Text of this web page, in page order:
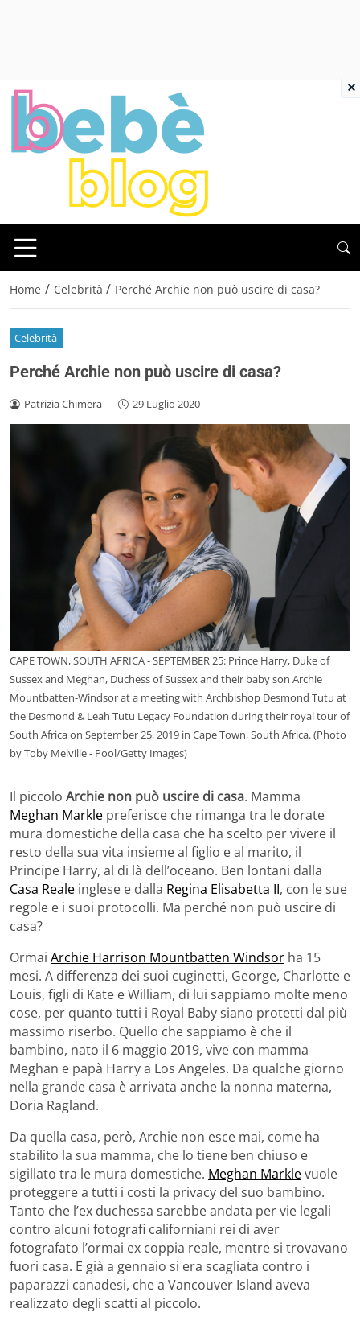
Home / Celebrità / Perché Archie non può uscire di casa?
Celebrità
Perché Archie non può uscire di casa?
Patrizia Chimera - 29 Luglio 2020
CAPE TOWN, SOUTH AFRICA - SEPTEMBER 25: Prince Harry, Duke of
Sussex and Meghan, Duchess of Sussex and their baby son Archie
Mountbatten-Windsor at a meeting with Archbishop Desmond Tutu at
the Desmond & Leah Tutu Legacy Foundation during their royal tour of
South Africa on September 25, 2019 in Cape Town, South Africa. (Photo
by Toby Melville - Pool/Getty Images)
Il piccolo Archie non può uscire di casa. Mamma
Meghan Markle preferisce che rimanga tra le dorate
mura domestiche della casa che ha scelto per vivere il
resto della sua vita insieme al figlio e al marito, il
Principe Harry, al di là dell’oceano. Ben lontani dalla
Casa Reale inglese e dalla Regina Elisabetta II, con le sue
regole e i suoi protocolli. Ma perché non può uscire di
casa?
Ormai Archie Harrison Mountbatten Windsor ha 15
mesi. A differenza dei suoi cuginetti, George, Charlotte e
Louis, figli di Kate e William, di lui sappiamo molte meno
cose, per quanto tutti i Royal Baby siano protetti dal più
massimo riserbo. Quello che sappiamo è che il
bambino, nato il 6 maggio 2019, vive con mamma
Meghan e papà Harry a Los Angeles. Da qualche giorno
nella grande casa è arrivata anche la nonna materna,
Doria Ragland.
Da quella casa, però, Archie non esce mai, come ha
stabilito la sua mamma, che lo tiene ben chiuso e
sigillato tra le mura domestiche. Meghan Marklevuole
proteggere a tutti i costi la privacy del suo bambino.
Tanto che l’ex duchessa sarebbe andata per vie legali
contro alcuni fotografi californiani rei di aver
fotografato l’ormai ex coppia reale, mentre si trovavano
fuori casa. E già a gennaio si era scagliata contro i
paparazzi canadesi, che a Vancouver Island aveva
realizzato degli scatti al piccolo.
×